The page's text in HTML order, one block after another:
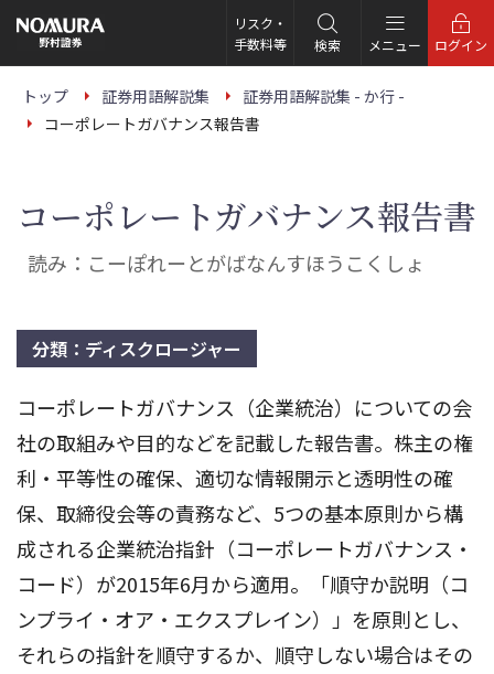
の
ー
リスク・
手数料等
検索 メニュー ログイン
トップ 証券用語解説集
証券用語解説集 - か行 -
コーポレートガバナンス報告書
コーポレートガバナンス報告書
読み：こーぽれーとがばなんすほうこくしょ
分類：ディスクロージャー
コーポレートガバナンス（企業統治）についての会
社の取組みや目的などを記載した報告書。株主の権
利・平等性の確保、適切な情報開示と透明性の確
保、取締役会等の責務など、5つの基本原則から構
成される企業統治指針（コーポレートガバナンス・
コード）が2015年6月から適用。「順守か説明（コ
ンプライ・オア・エクスプレイン）」を原則とし、
それらの指針を順守するか、順守しない場合はその